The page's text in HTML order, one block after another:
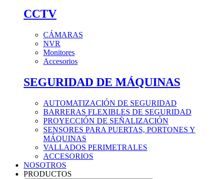
CCTV
CÁMARAS
NVR
Monitores
Accesorios
SEGURIDAD DE MÁQUINAS
AUTOMATIZACIÓN DE SEGURIDAD
BARRERAS FLEXIBLES DE SEGURIDAD
PROYECCIÓN DE SEÑALIZACIÓN
SENSORES PARA PUERTAS, PORTONES Y
MÁQUINAS
VALLADOS PERIMETRALES
ACCESORIOS
NOSOTROS
PRODUCTOS